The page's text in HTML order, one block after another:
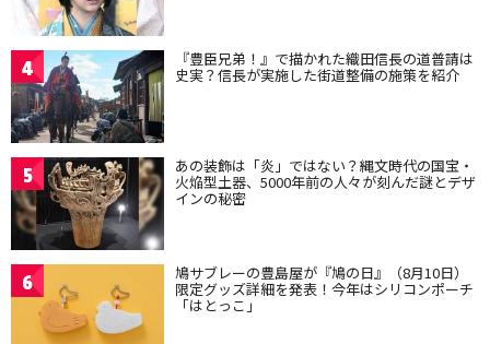
4 『豊臣兄弟！』で描かれた織田信長の道普請は
史実？信長が実施した街道整備の施策を紹介
5 あの装飾は「炎」ではない？縄文時代の国宝・
火焔型土器、5000年前の人々が刻んだ謎とデザ
インの秘密
6 鳩サブレーの豊島屋が『鳩の日』（8月10日）
限定グッズ詳細を発表！今年はシリコンポーチ
「はとっこ」